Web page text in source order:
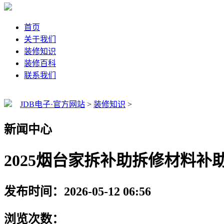
首页
关于我们
装修知识
装修百科
联系我们
JDB电子·官方网站 > 装修知识 >
新闻中心
2025烟台家拆补助拆修材料补
发布时间：2026-05-12 06:56
浏览次数：